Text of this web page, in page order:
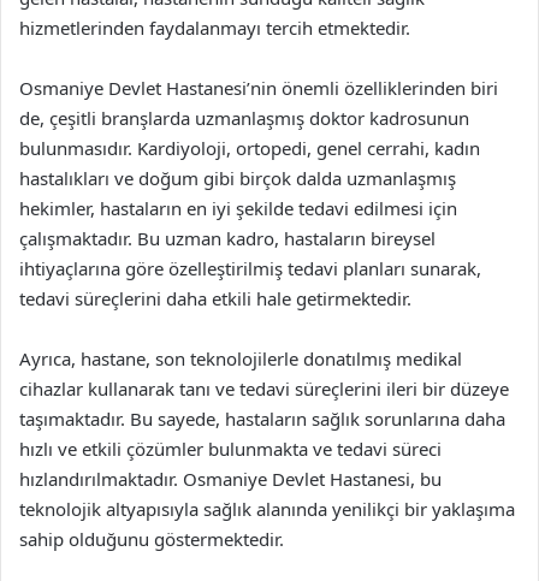
hizmetlerinden faydalanmayı tercih etmektedir.
Osmaniye Devlet Hastanesi’nin önemli özelliklerinden biri
de, çeşitli branşlarda uzmanlaşmış doktor kadrosunun
bulunmasıdır. Kardiyoloji, ortopedi, genel cerrahi, kadın
hastalıkları ve doğum gibi birçok dalda uzmanlaşmış
hekimler, hastaların en iyi şekilde tedavi edilmesi için
çalışmaktadır. Bu uzman kadro, hastaların bireysel
ihtiyaçlarına göre özelleştirilmiş tedavi planları sunarak,
tedavi süreçlerini daha etkili hale getirmektedir.
Ayrıca, hastane, son teknolojilerle donatılmış medikal
cihazlar kullanarak tanı ve tedavi süreçlerini ileri bir düzeye
taşımaktadır. Bu sayede, hastaların sağlık sorunlarına daha
hızlı ve etkili çözümler bulunmakta ve tedavi süreci
hızlandırılmaktadır. Osmaniye Devlet Hastanesi, bu
teknolojik altyapısıyla sağlık alanında yenilikçi bir yaklaşıma
sahip olduğunu göstermektedir.